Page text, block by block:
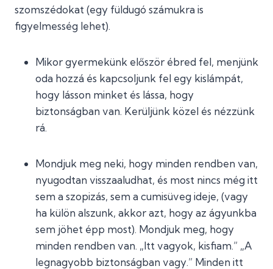
szomszédokat (egy füldugó számukra is
figyelmesség lehet).
Mikor gyermekünk először ébred fel, menjünk
oda hozzá és kapcsoljunk fel egy kislámpát,
hogy lásson minket és lássa, hogy
biztonságban van. Kerüljünk közel és nézzünk
rá.
Mondjuk meg neki, hogy minden rendben van,
nyugodtan visszaaludhat, és most nincs még itt
sem a szopizás, sem a cumisüveg ideje, (vagy
ha külön alszunk, akkor azt, hogy az ágyunkba
sem jöhet épp most). Mondjuk meg, hogy
minden rendben van. „Itt vagyok, kisfiam.” „A
legnagyobb biztonságban vagy.” Minden itt